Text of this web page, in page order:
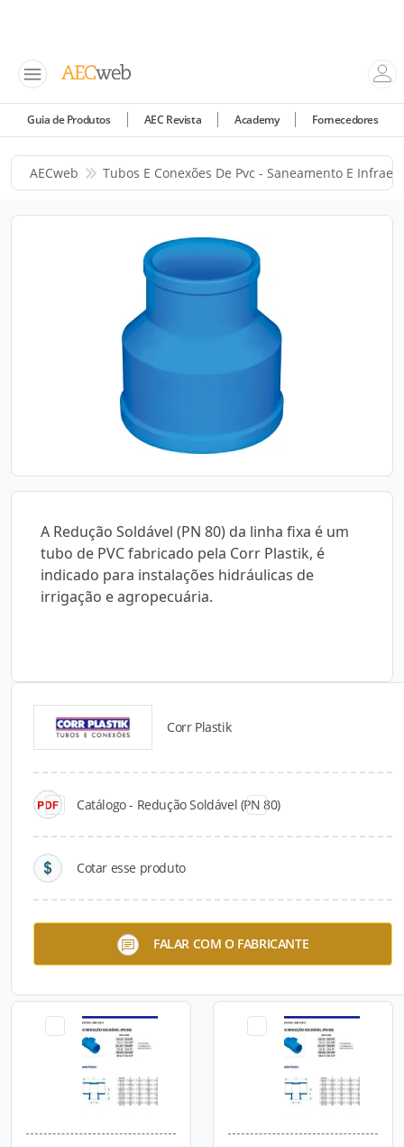
Guia de Produtos AEC Revista Academy Fornecedores
AECweb Tubos E Conexões De Pvc - Saneamento E
A Redução Soldável (PN 80) da linha fixa é um
tubo de PVC fabricado pela Corr Plastik, é
indicado para instalações hidráulicas de
irrigação e agropecuária.
Corr Plastik
Catálogo - Redução Soldável (PN 80)
Cotar esse produto
FALAR COM O FABRICANTE
Catálogos para Download
TEE Redução Soldável Linha
Fixa 150 x 125mm Corr
Plastik
Fixa 100 x 50mm Corr
Plastik